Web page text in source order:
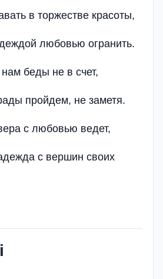
в торжестве красоты,
любовью огранить.
беды не в счет,
пройдем, не заметя.
с любовью ведет,
с вершин своих